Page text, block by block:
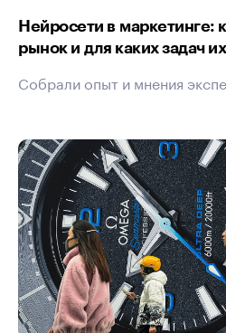
Нейросети в маркетинге:
рынок и для каких задач
Собрали опыт и мнения